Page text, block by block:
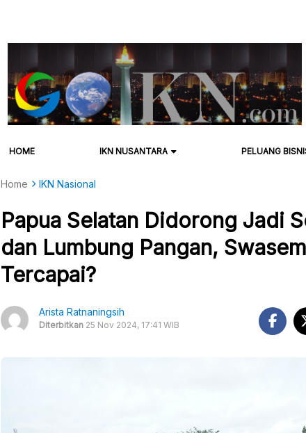
HOME IKN NUSANTARA PELUANG
Home IKN Nasional
Papua Selatan Didorong Jadi
dan Lumbung Pangan,
Tercapai?
Arista Ratnaningsih
Diterbitkan 25 Nov 2024, 17:41 WIB